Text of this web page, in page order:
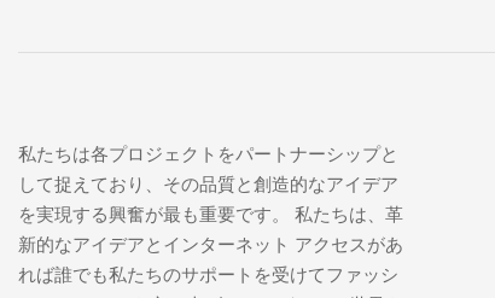
私たちは各プロジェクトをパートナーシップと
して捉えており、その品質と創造的なアイデア
を実現する興奮が最も重要です。 私たちは、革
新的なアイデアとインターネット アクセスがあ
れば誰でも私たちのサポートを受けてファッシ